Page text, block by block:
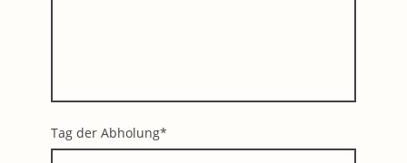
Tag der Abholung*